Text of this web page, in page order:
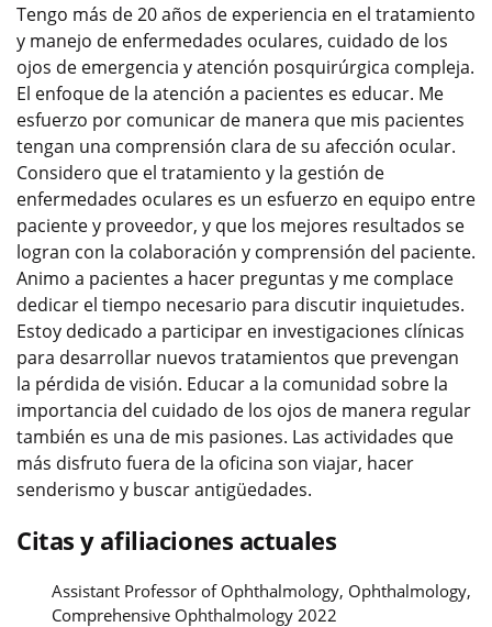
Tengo más de 20 años de experiencia en el tratamiento
y manejo de enfermedades oculares, cuidado de los
ojos de emergencia y atención posquirúrgica compleja.
El enfoque de la atención a pacientes es educar. Me
esfuerzo por comunicar de manera que mis pacientes
tengan una comprensión clara de su afección ocular.
Considero que el tratamiento y la gestión de
enfermedades oculares es un esfuerzo en equipo entre
paciente y proveedor, y que los mejores resultados se
logran con la colaboración y comprensión del paciente.
Animo a pacientes a hacer preguntas y me complace
dedicar el tiempo necesario para discutir inquietudes.
Estoy dedicado a participar en investigaciones clínicas
para desarrollar nuevos tratamientos que prevengan
la pérdida de visión. Educar a la comunidad sobre la
importancia del cuidado de los ojos de manera regular
también es una de mis pasiones. Las actividades que
más disfruto fuera de la oficina son viajar, hacer
senderismo y buscar antigüedades.
Citas y afiliaciones actuales
Assistant Professor of Ophthalmology, Ophthalmology,
Comprehensive Ophthalmology 2022